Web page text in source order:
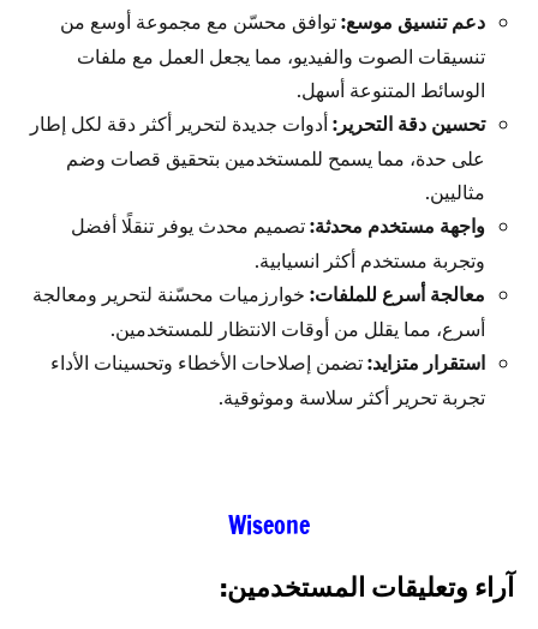
دعم تنسيق موسع: توافق محسّن مع مجموعة أوسع من
تنسيقات الصوت والفيديو، مما يجعل العمل مع ملفات
الوسائط المتنوعة أسهل.
تحسين دقة التحرير: أدوات جديدة لتحرير أكثر دقة لكل إطار
على حدة، مما يسمح للمستخدمين بتحقيق قصات وضم
مثاليين.
واجهة مستخدم محدثة: تصميم محدث يوفر تنقلًا أفضل
وتجربة مستخدم أكثر انسيابية.
معالجة أسرع للملفات: خوارزميات محسّنة لتحرير ومعالجة
أسرع، مما يقلل من أوقات الانتظار للمستخدمين.
استقرار متزايد: تضمن إصلاحات الأخطاء وتحسينات الأداء
تجربة تحرير أكثر سلاسة وموثوقية.
Wiseone
آراء وتعليقات المستخدمين: